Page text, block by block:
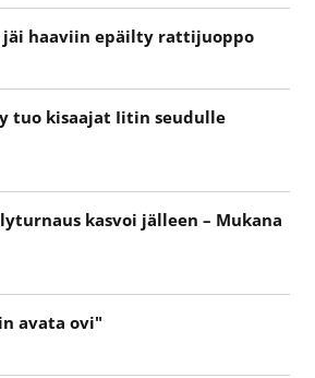
jäi haaviin epäilty rattijuoppo
tuo kisaajat Iitin seudulle
kasvoi jälleen – Mukana
avata ovi"